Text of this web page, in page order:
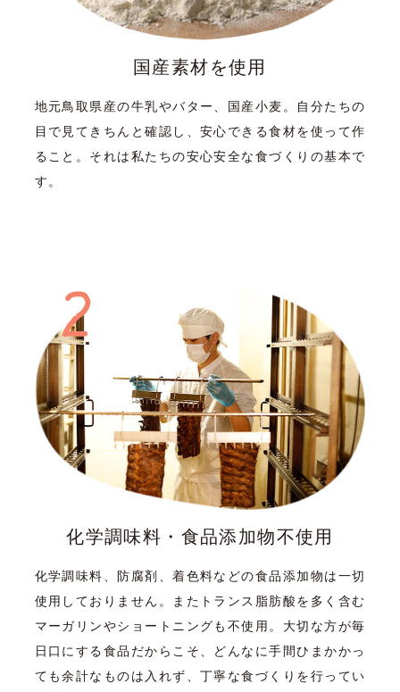
国産素材を使用
地元鳥取県産の牛乳やバター、国産小麦。自分たちの
目で見てきちんと確認し、安心できる食材を使って作
ること。それは私たちの安心安全な食づくりの基本で
す。
化学調味料・食品添加物不使用
化学調味料、防腐剤、着色料などの食品添加物は一切
使用しておりません。またトランス脂肪酸を多く含む
マーガリンやショートニングも不使用。大切な方が毎
日口にする食品だからこそ、どんなに手間ひまかかっ
ても余計なものは入れず、丁寧な食づくりを行ってい